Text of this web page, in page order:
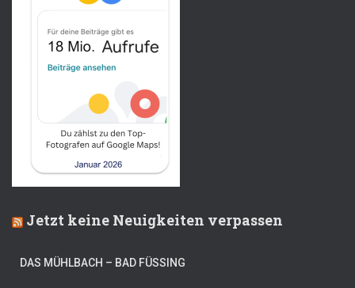
Jetzt keine Neuigkeiten verpassen
DAS MÜHLBACH – BAD FÜSSING